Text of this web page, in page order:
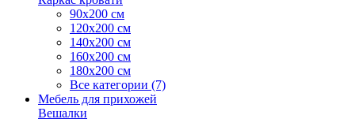
90х200 см
120х200 см
140х200 см
160х200 см
180х200 см
Все категории (7)
Мебель для прихожей
Вешалки